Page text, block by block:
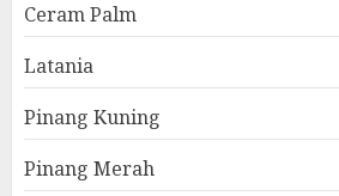
Ceram Palm
Latania
Pinang Kuning
Pinang Merah